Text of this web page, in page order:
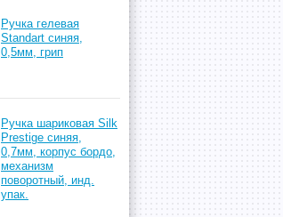
Ручка гелевая
Standart синяя,
0,5мм, грип
Ручка шариковая Silk
Prestige синяя,
0,7мм, корпус бордо,
механизм
поворотный, инд.
упак.